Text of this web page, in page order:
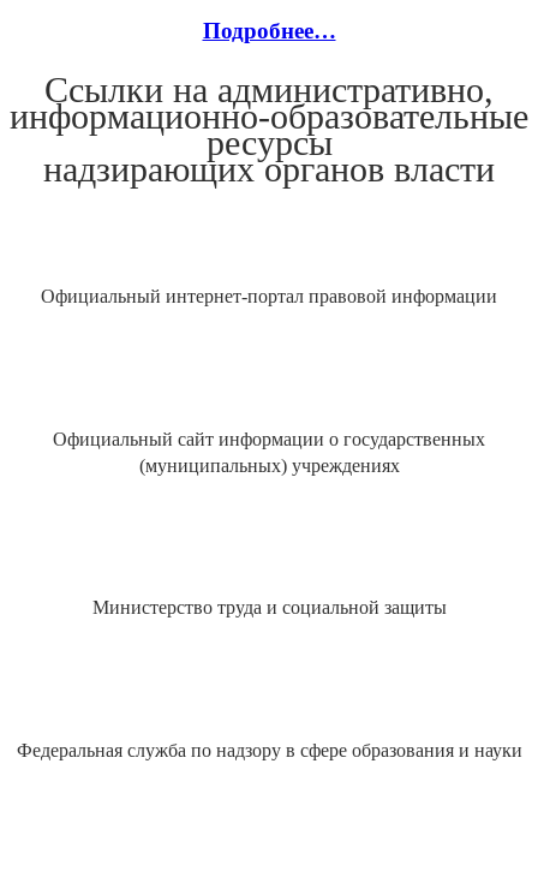
Подробнее…
Ссылки на административно,
информационно-образовательные
ресурсы
надзирающих органов власти
Официальный интернет-портал правовой информации
Официальный сайт информации о государственных
(муниципальных) учреждениях
Министерство труда и социальной защиты
Федеральная служба по надзору в сфере образования и науки